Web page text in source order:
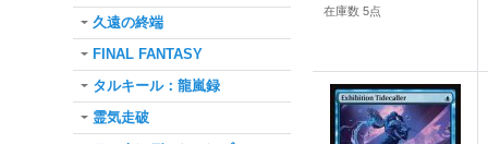
久遠の終端
FINAL FANTASY
タルキール：龍嵐録
霊気走破
在庫数 5点